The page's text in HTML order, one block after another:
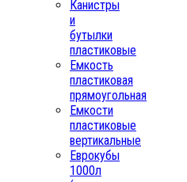
Канистры
и
бутылки
пластиковые
Емкость
пластиковая
прямоугольная
Емкости
пластиковые
вертикальные
Еврокубы
1000л